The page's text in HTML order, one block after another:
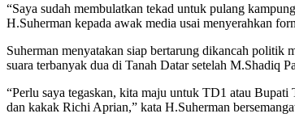
“Saya sudah membulatkan tekad untuk pulang
H.Suherman kepada awak media usai menyerahkan
Suherman menyatakan siap bertarung dikancah politik
suara terbanyak dua di Tanah Datar setelah M.Shadiq
“Perlu saya tegaskan, kita maju untuk TD1 atau
dan kakak Richi Aprian,” kata H.Suherman